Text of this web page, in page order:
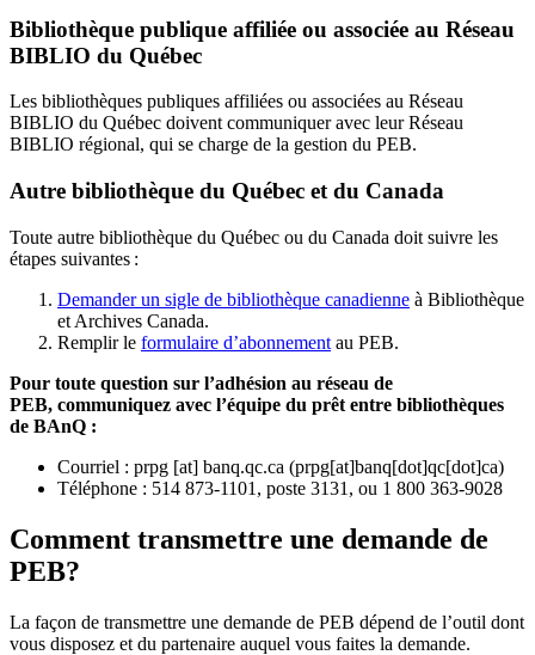
Bibliothèque publique affiliée ou associée au Réseau
BIBLIO du Québec
Les bibliothèques publiques affiliées ou associées au Réseau
BIBLIO du Québec doivent communiquer avec leur Réseau
BIBLIO régional, qui se charge de la gestion du PEB.
Autre bibliothèque du Québec et du Canada
Toute autre bibliothèque du Québec ou du Canada doit suivre les
étapes suivantes :
Demander un sigle de bibliothèque canadienne à Bibliothèque
et Archives Canada.
Remplir le formulaire d’abonnement au PEB.
Pour toute question sur l’adhésion au réseau de
PEB, communiquez avec l’équipe du prêt entre bibliothèques
de BAnQ :
Courriel : prpg [at] banq.qc.ca (prpg[at]banq[dot]qc[dot]ca)
Téléphone : 514 873-1101, poste 3131, ou 1 800 363-9028
Comment transmettre une demande de
PEB?
La façon de transmettre une demande de PEB dépend de l’outil dont
vous disposez et du partenaire auquel vous faites la demande.